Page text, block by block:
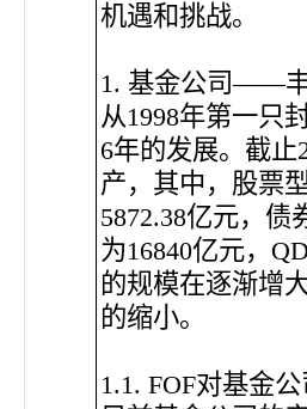
机遇和挑战。
1. 基金公司——
从1998年第一只
6年的发展。截止
产，其中，股票
5872.38亿元，债
为16840亿元，
的规模在逐渐增
的缩小。
1.1. FOF对基金